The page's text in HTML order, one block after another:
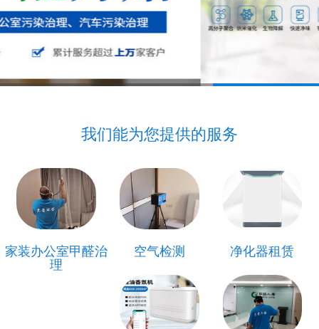
我们能为您提供的服务
家装办公室甲醛治
理
空气检测 净化器租赁